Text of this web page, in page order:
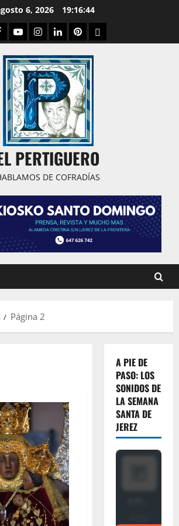
6, 2026 19:16:44
YoutubeInstagram
LinkedPinterestDribbble
PERTIGUERO
DE COFRADÍAS
Página 2
A PIE DE
PASO: LOS
SONIDOS DE
LA SEMANA
SANTA DE
JEREZ